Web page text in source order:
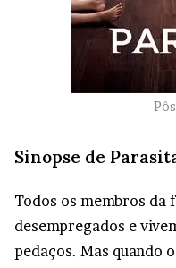
Sinopse de
Todos os membros da
desempregados e
pedaços. Mas quando